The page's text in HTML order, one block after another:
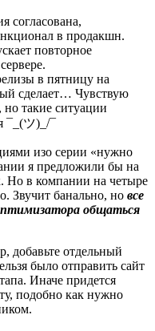
согласована,
в продакшн.
повторное
в пятницу на
сделает… Чувствую
такие ситуации
¯_(ツ)_/¯
изо серии «нужно
я предложили бы на
Но в компании на четыре
Звучит банально, но все
общаться
добавьте отдельный
было отправить сайт
Иначе придется
подобно как нужно